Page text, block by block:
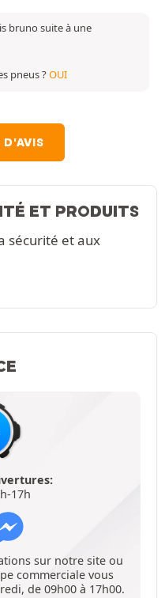
bruno suite à une
pneus ?OUI
D'AVIS
ET PRODUITS
sécurité et aux
17h
sur notre site ou
commerciale vous
de 09h00 à 17h00.